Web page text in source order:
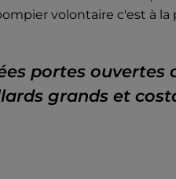
volontaire c'est à
portes ouvertes
grands et